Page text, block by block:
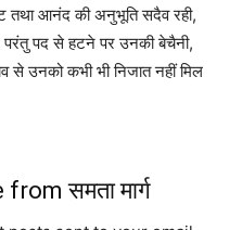
तथा आनंद की अनुभूति सदैव रही,
पद से हटने पर उनकी बेचैनी,
से उनको कभी भी निजात नहीं मिल
समता मार्ग